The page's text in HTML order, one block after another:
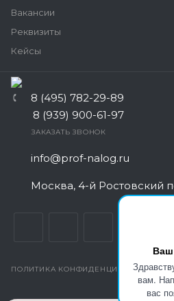
Ваш
вам.
вас
Вакансии
Реквизиты
Кейсы
8 (495) 782-29-89
8 (939) 900-61-97
ЗАКАЗАТЬ ЗВОНОК
info@prof-nalog.ru
Москва, 4-й Ростовский
ПОЛИТИКА КОНФИДЕНЦИАЛЬНОСТИ